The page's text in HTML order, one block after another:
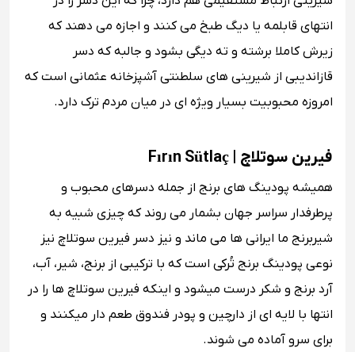
انتهای قابلمه یا دیگ طبخ می کنند و اجازه می دهند که
زیرش کاملا برشته و ته دیگی بشود و جالبه که دسر
قازاندیبی از شیرینی های سلطنتی آشپزخانه عثمانی است که
امروزه محبوبیت بسیار ویژه ای در میان مردم ترک دارد.
فیرین سوتلاچ | Fırın Sütlaç
همیشه پودینگ های برنج از جمله دسرهای محبوب و
پرطرفدار سراسر جهان بشمار می روند که چیزی شبیه به
شیربرنج ما ایرانی ها می ماند و نیز دسر فیرین سوتلاچ نیز
نوعی پودینگ برنج تُرکی است که با ترکیبی از برنج، شیر، آب،
آرد برنج و شکر درست میشود و اینکه فیرین سوتلاچ ها را در
انتها با لایه ای از دارچین و پودر فندوق طعم دار میکنند و
برای سرو آماده می شوند.